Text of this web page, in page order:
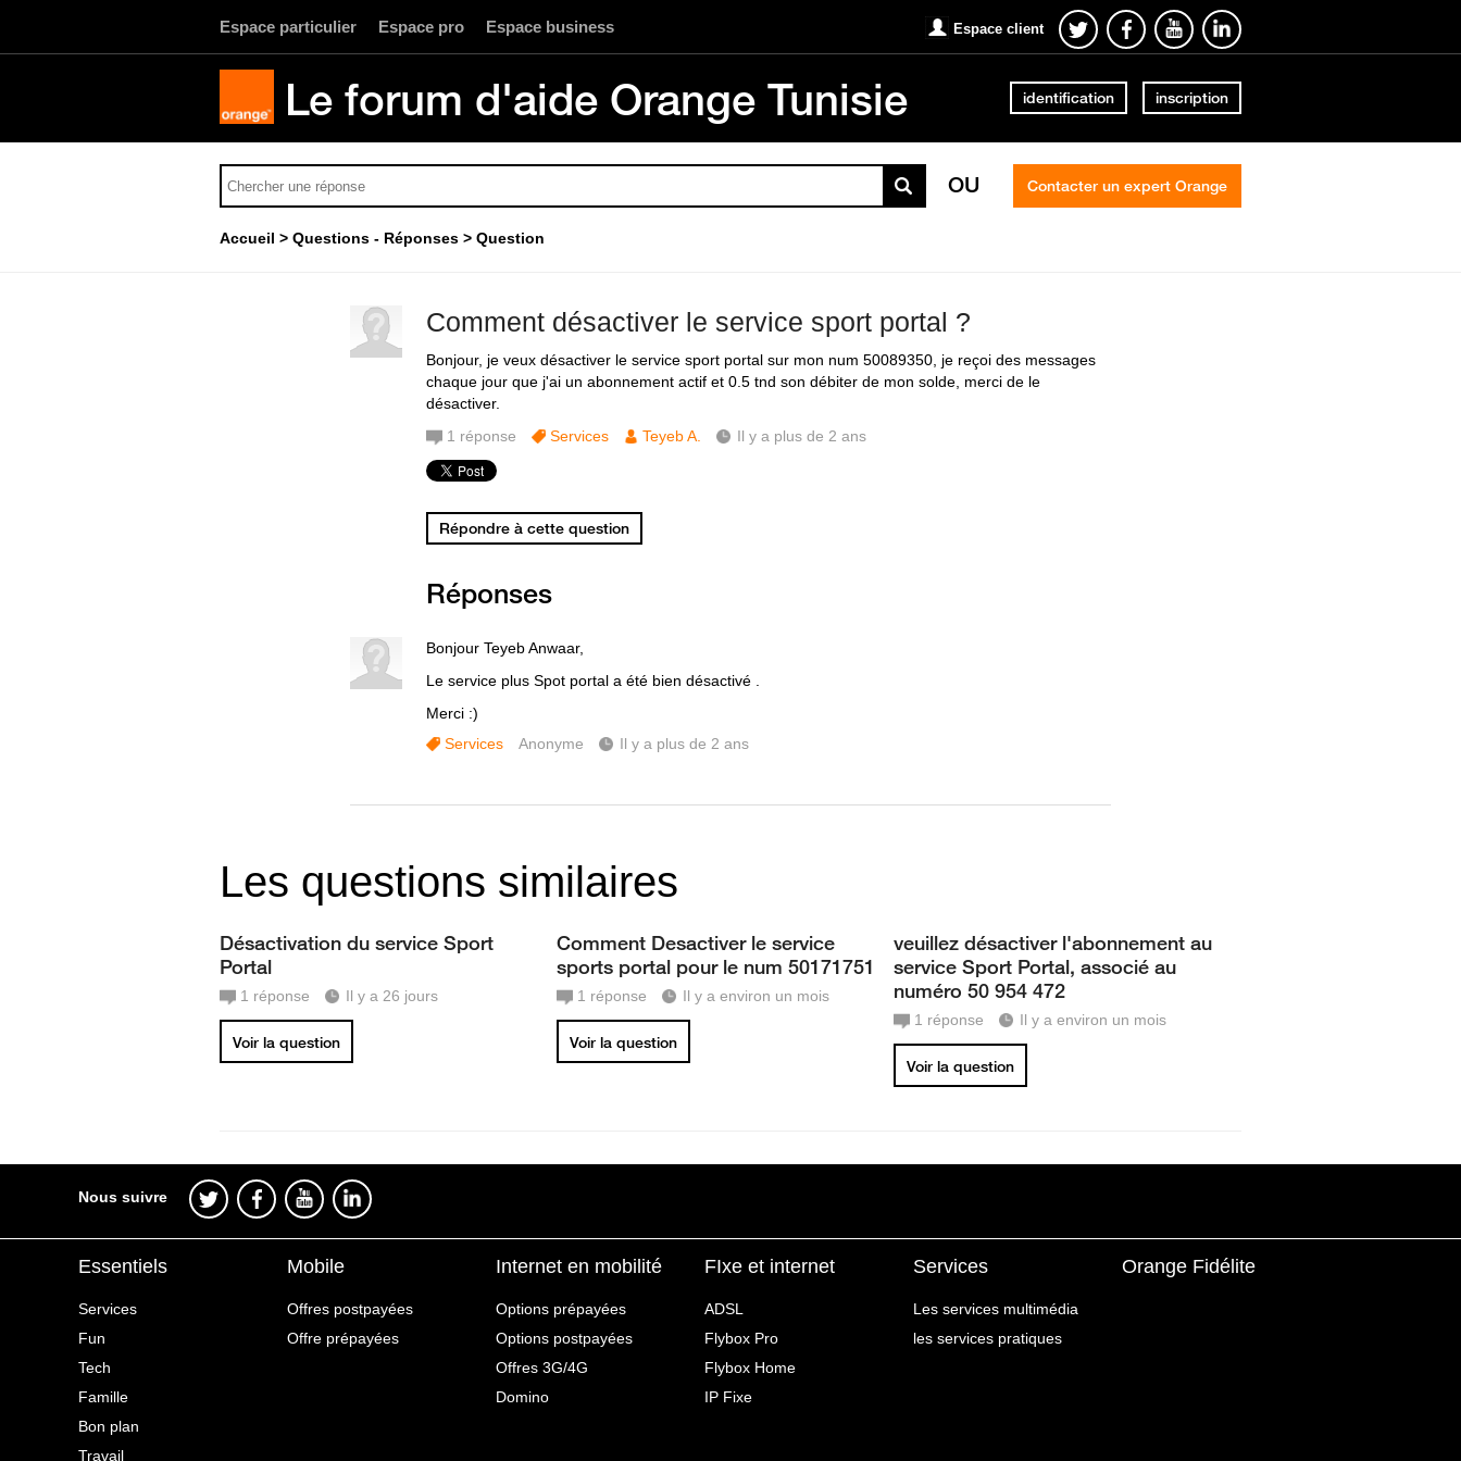
Espace particulier Espace pro Espace business Espace client
Le forum d'aide Orange Tunisie identification inscription
OU Contacter un expert Orange
Accueil Questions - Réponses Question
Comment désactiver le service sport portal ?
Bonjour, je veux désactiver le service sport portal sur mon num 50089350, je reçoi des messages
chaque jour que j'ai un abonnement actif et 0.5 tnd son débiter de mon solde, merci de le
désactiver.
1 réponse Services Teyeb A. Il y a plus de 2 ans
Répondre à cette question
Réponses
Bonjour Teyeb Anwaar,
Le service plus Spot portal a été bien désactivé .
Merci :)
Services
Anonyme Il y a plus de 2 ans
Les questions similaires
Désactivation du service Sport
Portal
1 réponse Il y a 26 jours
Voir la question
Comment Desactiver le service
sports portal pour le num 50171751
1 réponse Il y a environ un mois
Voir la question
veuillez désactiver l'abonnement au
service Sport Portal, associé au
numéro 50 954 472
1 réponse Il y a environ un mois
Voir la question
Nous suivre
Essentiels
Services
Fun
Tech
Famille
Bon plan
Travail
Mobile
Offres postpayées
Offre prépayées
Internet en mobilité
Options prépayées
Options postpayées
Offres 3G/4G
Domino
FIxe et internet
ADSL
Flybox Pro
Flybox Home
IP Fixe
Services
Les services multimédia
les services pratiques
Orange Fidélite